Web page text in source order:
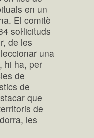
en un
El comitè
soŀlicituds
de les
una
hi ha, per
de
de
que
de
les